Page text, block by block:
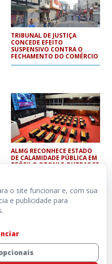
TRIBUNAL DE JUSTIÇA
CONCEDE EFEITO
SUSPENSIVO CONTRA O
FECHAMENTO DO COMÉRCIO
ALMG RECONHECE ESTADO
DE CALAMIDADE PÚBLICA EM
TEÓFILO OTONI E OUTRAS 55
o site funcionar e, com sua
e publicidade para